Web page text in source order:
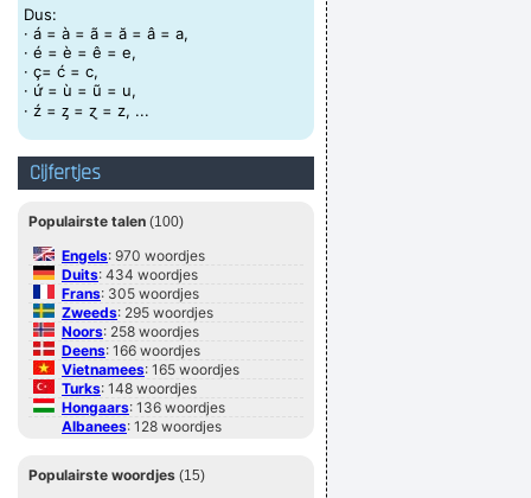
De loop loopt door
Mijn eerste spuitje gekrijgen
moeite zijn! Benieuwd? Herbeleef het hier
Misschien wíl ik wel helemaal niet genieten!
vieze stal of konijnenhok heeft gezeten.
schoentje past hoeft hem niet om te ruilen
struikroververkrachter
Verknoei je tijd op een nuttige manier!
Geej se lèllike voel hod!
Dus:
· á = à = ã = ă = â = a,
· é = è = ê = e,
· ç= ć = c,
· ứ = ù = ũ = u,
· ź = ᶎ = ɀ = z, ...
Cijfertjes
Populairste talen (100)
Engels: 970 woordjes
Duits: 434 woordjes
Frans: 305 woordjes
Zweeds: 295 woordjes
Noors: 258 woordjes
Deens: 166 woordjes
Vietnamees: 165 woordjes
Turks: 148 woordjes
Hongaars: 136 woordjes
Albanees: 128 woordjes
Slovaaks: 106 woordjes
Populairste woordjes (15)